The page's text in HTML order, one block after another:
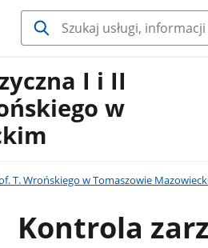
I i II
w
T. Wrońskiego w Tomaszowie
Kontrola